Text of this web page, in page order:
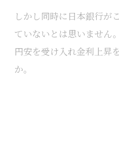
しかし同時に日本銀行が
ていないとは思いません
円安を受け入れ金利上昇
か。